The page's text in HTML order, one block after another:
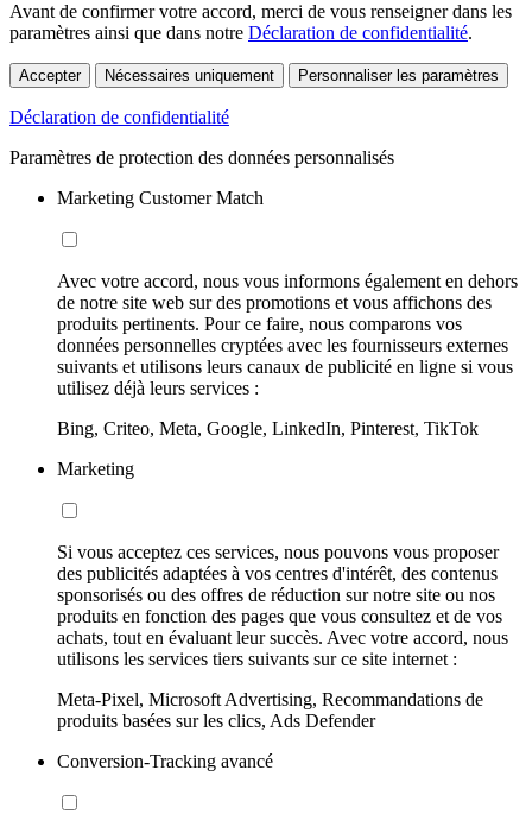
Avant de confirmer votre accord, merci de vous renseigner dans les
paramètres ainsi que dans notre Déclaration de confidentialité.
Accepter Nécessaires uniquement Personnaliser les paramètres
Déclaration de confidentialité
Paramètres de protection des données personnalisés
Marketing Customer Match
Avec votre accord, nous vous informons également en dehors
de notre site web sur des promotions et vous affichons des
produits pertinents. Pour ce faire, nous comparons vos
données personnelles cryptées avec les fournisseurs externes
suivants et utilisons leurs canaux de publicité en ligne si vous
utilisez déjà leurs services :
Bing, Criteo, Meta, Google, LinkedIn, Pinterest, TikTok
Marketing
Si vous acceptez ces services, nous pouvons vous proposer
des publicités adaptées à vos centres d'intérêt, des contenus
sponsorisés ou des offres de réduction sur notre site ou nos
produits en fonction des pages que vous consultez et de vos
achats, tout en évaluant leur succès. Avec votre accord, nous
utilisons les services tiers suivants sur ce site internet :
Meta-Pixel, Microsoft Advertising, Recommandations de
produits basées sur les clics, Ads Defender
Conversion-Tracking avancé